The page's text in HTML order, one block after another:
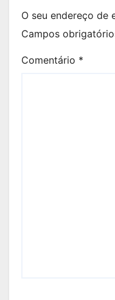
O seu endereço de
Campos
Comentário *